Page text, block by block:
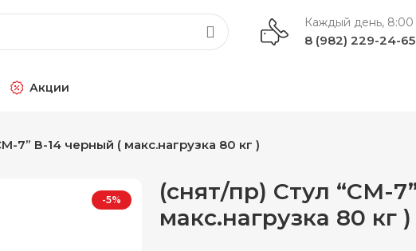
Каждый день, 8:00
8 (982) 229-24-65
Акции
7” В-14 черный ( макс.нагрузка 80 кг )
-5%
(снят/пр) Стул “СМ-
макс.нагрузка 80 кг )